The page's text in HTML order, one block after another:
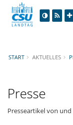
START AKTUELLES
Presse
Presseartikel von